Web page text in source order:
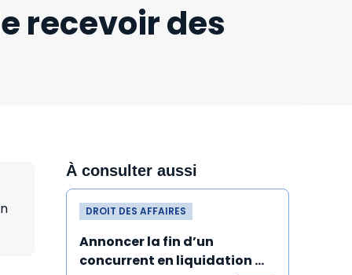
recevoir des
À consulter aussi
DROIT DES AFFAIRES
Annoncer la fin d’un
concurrent en liquidation